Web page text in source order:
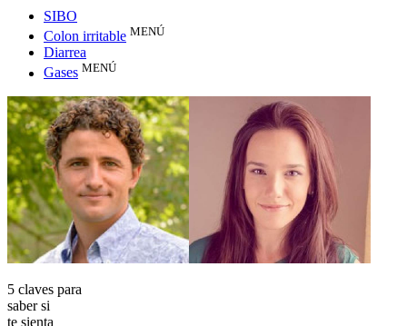
SIBO
Colon irritable MENÚ
Diarrea
Gases MENÚ
5 claves para
saber si
te sienta